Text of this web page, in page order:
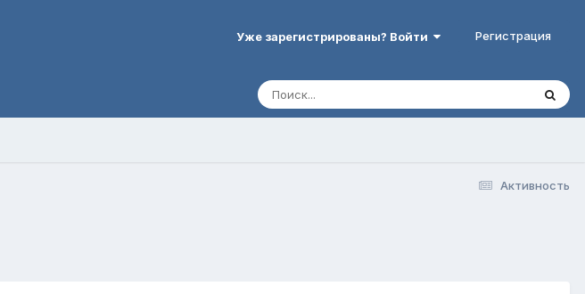
Уже зарегистрированы? Войти Регистрация
Активность